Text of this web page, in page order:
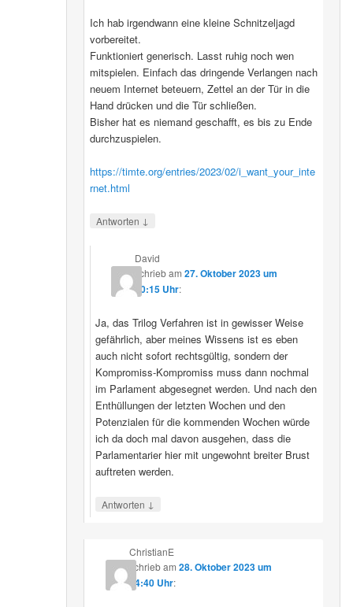
Ich hab irgendwann eine kleine Schnitzeljagd
vorbereitet.
Funktioniert generisch. Lasst ruhig noch wen
mitspielen. Einfach das dringende Verlangen nach
neuem Internet beteuern, Zettel an der Tür in die
Hand drücken und die Tür schließen.
Bisher hat es niemand geschafft, es bis zu Ende
durchzuspielen.
https://timte.org/entries/2023/02/i_want_your_inte
rnet.html
Antworten ↓
David
schriebam27. Oktober 2023 um
20:15 Uhr:
Ja, das Trilog Verfahren ist in gewisser Weise
gefährlich, aber meines Wissens ist es eben
auch nicht sofort rechtsgültig, sondern der
Kompromiss-Kompromiss muss dann nochmal
im Parlament abgesegnet werden. Und nach den
Enthüllungen der letzten Wochen und den
Potenzialen für die kommenden Wochen würde
ich da doch mal davon ausgehen, dass die
Parlamentarier hier mit ungewohnt breiter Brust
auftreten werden.
Antworten ↓
ChristianE
schriebam 28. Oktober 2023 um
14:40 Uhr: